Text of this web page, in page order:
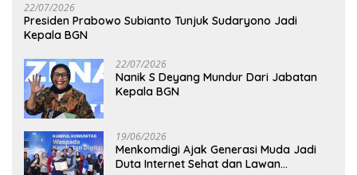
22/07/2026
Presiden Prabowo Subianto Tunjuk Sudaryono Jadi
Kepala BGN
22/07/2026
Nanik S Deyang Mundur Dari Jabatan
Kepala BGN
19/06/2026
Menkomdigi Ajak Generasi Muda Jadi
Duta Internet Sehat dan Lawan